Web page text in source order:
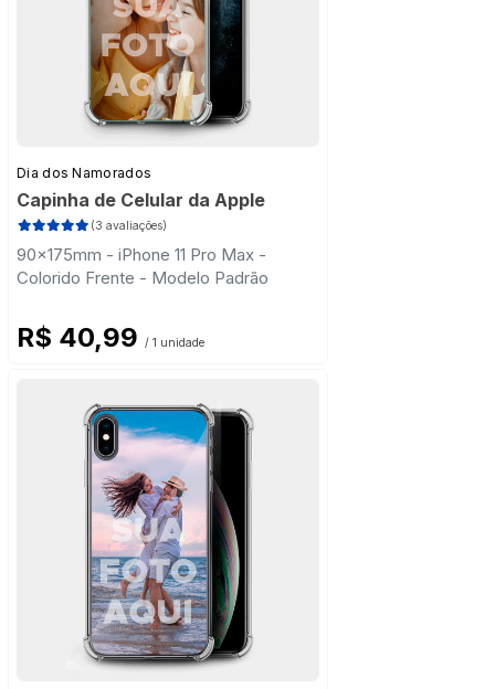
Dia dos Namorados
Capinha de Celular da Apple
(3 avaliações)
90x175mm - iPhone 11 Pro Max -
Colorido Frente - Modelo Padrão
R$ 40,99 / 1 unidade